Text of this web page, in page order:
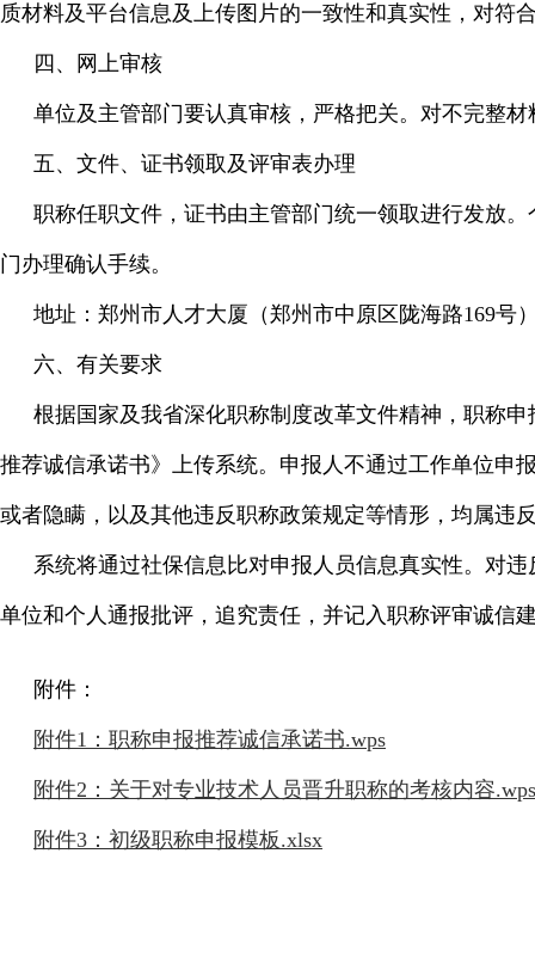
质材料及平台信息及上传图片的一致性和真实性，对符
四、网上审核
单位及主管部门要认真审核，严格把关。对不完整
五、文件、证书领取及评审表办理
职称任职文件，证书由主管部门统一领取进行发放
门办理确认手续。
地址：郑州市人才大厦（郑州市中原区陇海路169号
六、有关要求
根据国家及我省深化职称制度改革文件精神，职称
推荐诚信承诺书》上传系统。申报人不通过工作单位申
或者隐瞒，以及其他违反职称政策规定等情形，均属违
系统将通过社保信息比对申报人员信息真实性。对
单位和个人通报批评，追究责任，并记入职称评审诚信
附件：
附件1：职称申报推荐诚信承诺书.wps
附件2：关于对专业技术人员晋升职称的考核内容.wps
附件3：初级职称申报模板.xlsx